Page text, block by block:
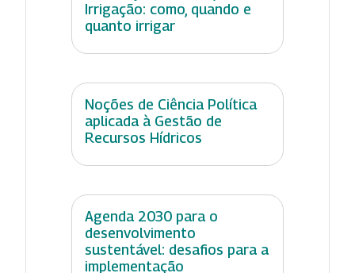
Irrigação: como, quando e
quanto irrigar
Noções de Ciência Política
aplicada à Gestão de
Recursos Hídricos
Agenda 2030 para o
desenvolvimento
sustentável: desafios para a
implementação